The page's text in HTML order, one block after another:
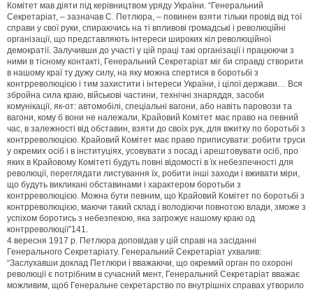
Комітет мав діяти під керівництвом уряду України. “Генеральний
Секретаріат, – зазначав С. Петлюра, – повинен взяти тільки провід від тої
справи у свої руки, спираючись на ті впливові громадські і революційні
організації, що представляють інтереси широких кіл революційної
демократії. Залучивши до участі у цій праці такі організації і працюючи з
ними в тісному контакті, Генеральний Секретаріат міг би справді створити
в нашому краї ту дужу силу, на яку можна спертися в боротьбі з
контрреволюцією і тим захистити і інтереси України, і цілої держави… Вся
збройна сила краю, військові частини, технічні знаряддя, засоби
комунікації, як-от: автомобілі, спеціальні вагони, або навіть паровози та
вагони, кому б вони не належали, Крайовий Комітет має право на певний
час, в залежності від обставин, взяти до своїх рук, для вжитку по боротьбі з
контрреволюцією. Крайовий Комітет має право приписувати: робити труси
у окремих осіб і в інституціях, усовувати з посад і арештовувати осіб, про
яких в Крайовому Комітеті будуть повні відомості в їх небезпечності для
революції, переглядати листування їх, робити інші заходи і вживати міри,
що будуть викликані обставинами і характером боротьби з
контрреволюцією. Можна бути певним, що Крайовий Комітет по боротьбі з
контрреволюцією, маючи такий склад і володіючи повнотою влади, зможе з
успіхом боротись з небезпекою, яка загрожує нашому краю од
контрреволюції”141.
4 вересня 1917 р. Петлюра доповідав у цій справі на засіданні
Генерального Секретаріату. Генеральний Секретаріат ухвалив:
“Заслухавши доклад Петлюри і вважаючи, що окремий орган по охороні
революції є потрібним в сучасний мент, Генеральний Секретаріат вважає
можливим, щоб Генеральне секретарство по внутрішніх справах утворило